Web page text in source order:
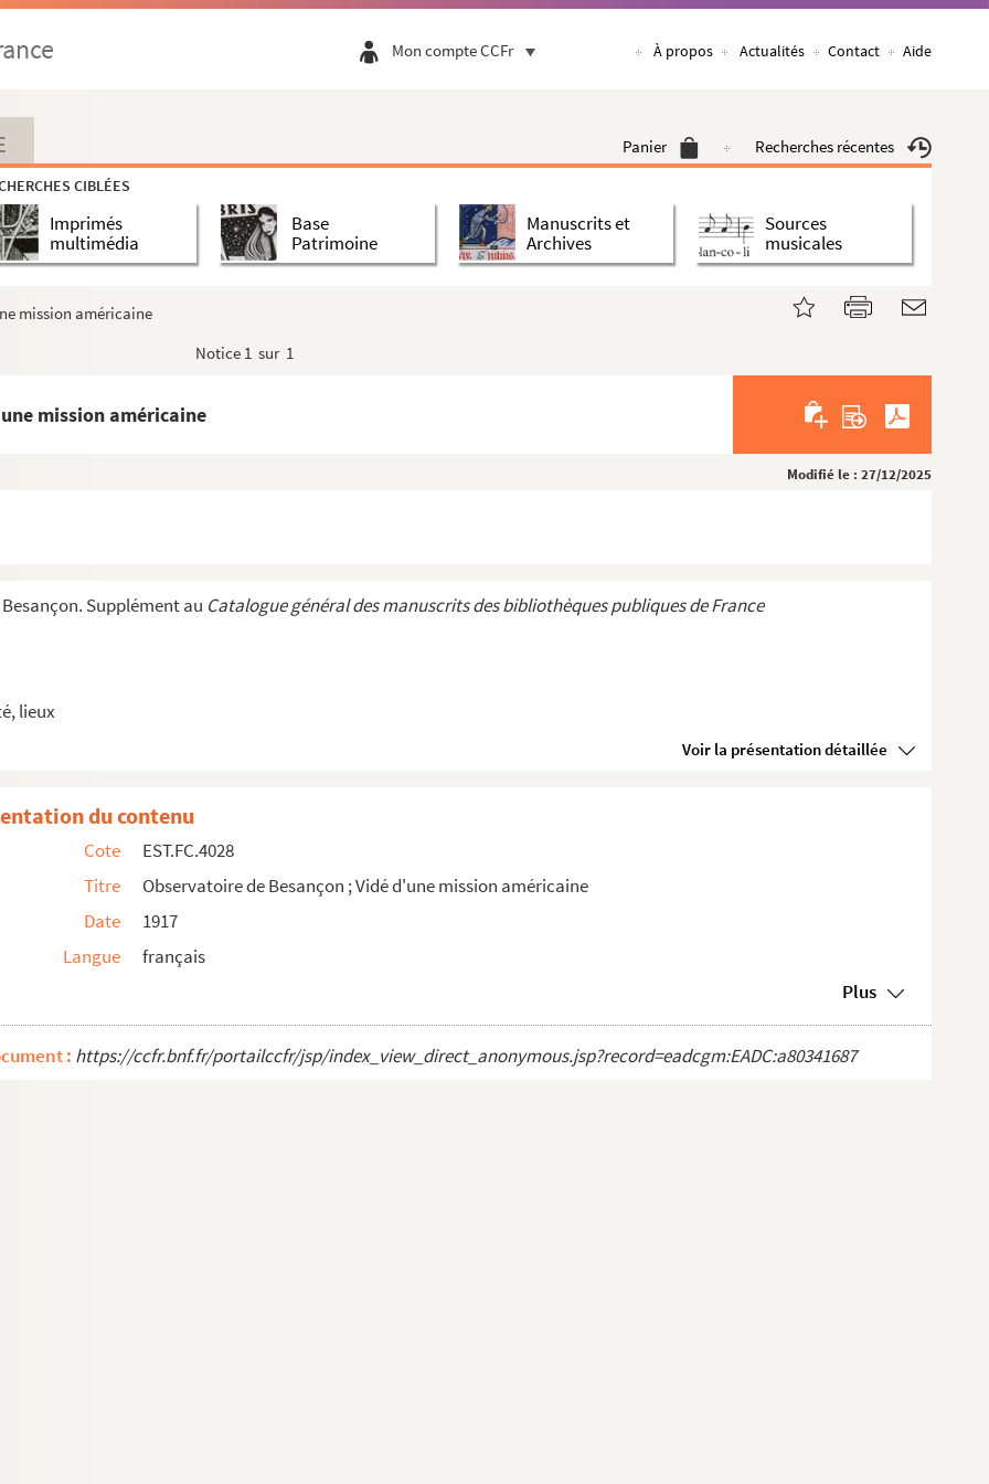
Mon compte CCFr À propos Actualités Contact Aide
Panier Recherches récentes
CIBLÉES
Imprimés
multimédia
Base
Patrimoine
Manuscrits et
Archives
Sources
musicales
mission américaine
Notice 1 sur 1
mission américaine
Modifié le : 27/12/2025
Supplément au Catalogue général des manuscrits des bibliothèques publiques de France
lieux
Voir la présentation détaillée
où naquit l'ami René Joliet
le jeu de l'oie ordinaire
nous ; qui avons recours à vous.
le 28 février 1907
le 28 février 1907
Suisses, pour la Bataille où ils l'engagèrent, après...
Jeune Fille Traduit du Russe, Paris, Sanard e...
: Haute-Saône
: Haute-Saône
Ronchamp
et Ronchamp
la République, 5 - Besançon
du contenu
Cote
EST.FC.4028
Titre
Observatoire de Besançon ; Vidé d'une mission américaine
Date
1917
Langue
français
Plus
: https://ccfr.bnf.fr/portailccfr/jsp/index_view_direct_anonymous.jsp?record=eadcgm:EADC:a80341687